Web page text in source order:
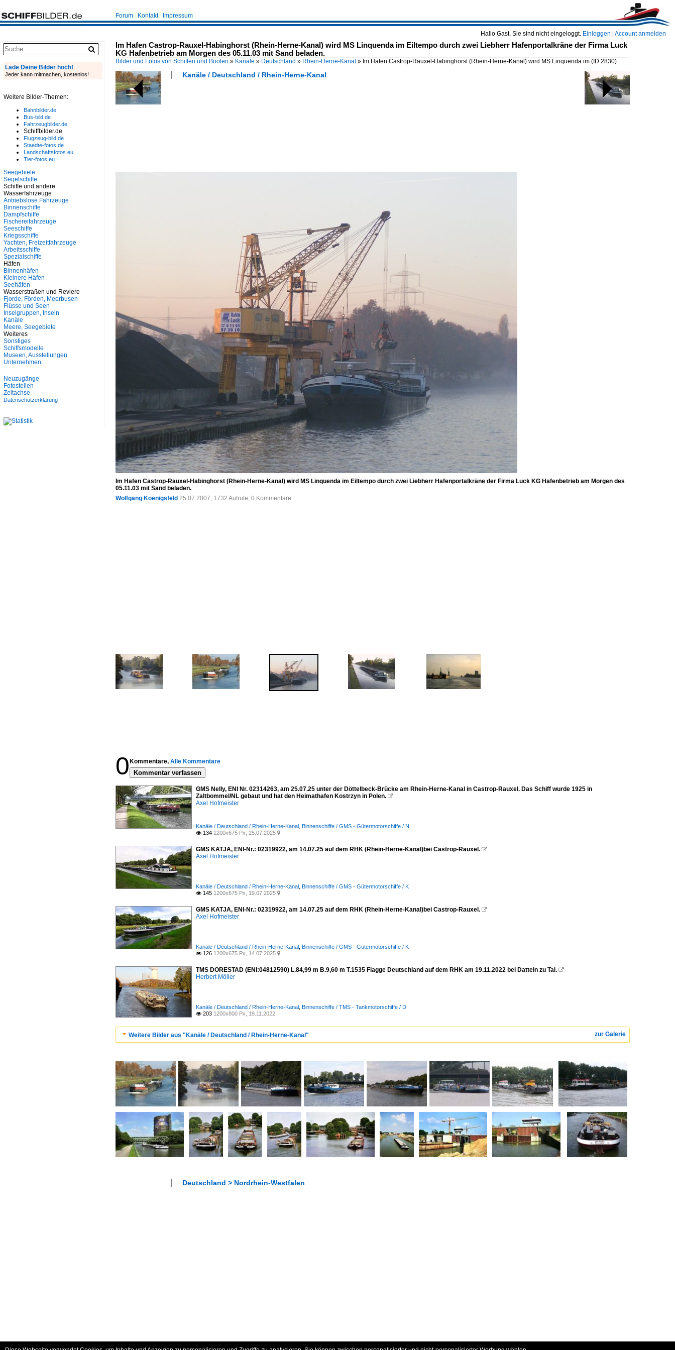
Hallo Gast, Sie sind nicht eingeloggt. Einloggen Account anmelden
Forum Kontakt Impressum
Im Hafen Castrop-Rauxel-Habinghorst (Rhein-Herne-Kanal) wird MS Linquenda im Eiltempo durch zwei Liebherr Hafenportalkräne der Firma Luck
KG Hafenbetrieb am Morgen des 05.11.03 mit Sand beladen.
Bilder und Fotos von Schiffen und Booten » Kanäle » Deutschland » Rhein-Herne-Kanal » Im Hafen Castrop-Rauxel-Habinghorst (Rhein-Herne-Kanal) wird MS Linquenda im (ID 2830)
Kanäle / Deutschland / Rhein-Herne-Kanal
Im Hafen Castrop-Rauxel-Habinghorst (Rhein-Herne-Kanal) wird MS Linquenda im Eiltempo durch zwei Liebherr Hafenportalkräne der Firma Luck KG Hafenbetrieb am Morgen des
05.11.03 mit Sand beladen.
Wolfgang Koenigsfeld 25.07.2007, 1732 Aufrufe, 0 Kommentare
0 Kommentare, Alle Kommentare
Kommentar verfassen
GMS Nelly, ENI Nr. 02314263, am 25.07.25 unter der Döttelbeck-Brücke am Rhein-Herne-Kanal in Castrop-Rauxel. Das Schiff wurde 1925 in
Zaltbommel/NL gebaut und hat den Heimathafen Kostrzyn in Polen. 
Axel Hofmeister
Kanäle / Deutschland / Rhein-Herne-Kanal Binnenschiffe / GMS - Gütermotorschiffe / N
 134 1200x675 Px, 25.07.2025 
GMS KATJA, ENI-Nr.: 02319922, am 14.07.25 auf dem RHK (Rhein-Herne-Kanal)bei Castrop-Rauxel. 
Axel Hofmeister
Kanäle / Deutschland / Rhein-Herne-Kanal Binnenschiffe / GMS - Gütermotorschiffe / K
 145 1200x675 Px, 19.07.2025 
GMS KATJA, ENI-Nr.: 02319922, am 14.07.25 auf dem RHK (Rhein-Herne-Kanal)bei Castrop-Rauxel. 
Axel Hofmeister
Kanäle / Deutschland / Rhein-Herne-Kanal Binnenschiffe / GMS - Gütermotorschiffe / K
 126 1200x675 Px, 14.07.2025 
TMS DORESTAD (ENI:04812590) L.84,99 m B.9,60 m T.1535 Flagge Deutschland auf dem RHK am 19.11.2022 bei Datteln zu Tal. 
Herbert Möller
Kanäle / Deutschland / Rhein-Herne-Kanal Binnenschiffe / TMS - Tankmotorschiffe / D
 203 1200x800 Px, 19.11.2022
zur Galerie
Weitere Bilder aus "Kanäle / Deutschland / Rhein-Herne-Kanal"
Deutschland > Nordrhein-Westfalen
Lade Deine Bilder hoch!
Jeder kann mitmachen, kostenlos!
Weitere Bilder-Themen:
Bahnbilder.de
Bus-bild.de
Fahrzeugbilder.de
Schiffbilder.de
Flugzeug-bild.de
Staedte-fotos.de
Landschaftsfotos.eu
Tier-fotos.eu
Seegebiete
Segelschiffe
Schiffe und andere
Wasserfahrzeuge
Antriebslose Fahrzeuge
Binnenschiffe
Dampfschiffe
Fischereifahrzeuge
Seeschiffe
Kriegsschiffe
Yachten, Freizeitfahrzeuge
Arbeitsschiffe
Spezialschiffe
Häfen
Binnenhäfen
Kleinere Häfen
Seehäfen
Wasserstraßen und Reviere
Fjorde, Förden, Meerbusen
Flüsse und Seen
Inselgruppen, Inseln
Kanäle
Meere, Seegebiete
Weiteres
Sonstiges
Schiffsmodelle
Museen, Ausstellungen
Unternehmen
Neuzugänge
Fotostellen
Zeitachse
Datenschutzerklärung